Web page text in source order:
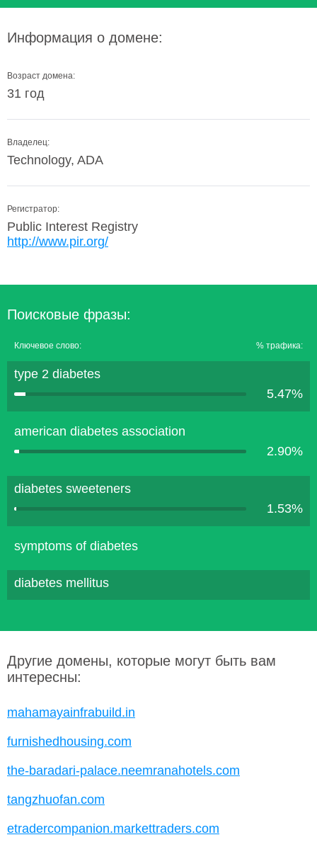
Информация о домене:
Возраст домена:
31 год
Владелец:
Technology, ADA
Регистратор:
Public Interest Registry
http://www.pir.org/
Поисковые фразы:
Ключевое слово: % трафика:
type 2 diabetes
5.47%
american diabetes association
2.90%
diabetes sweeteners
1.53%
symptoms of diabetes
diabetes mellitus
Другие домены, которые могут быть вам
интересны:
mahamayainfrabuild.in
furnishedhousing.com
the-baradari-palace.neemranahotels.com
tangzhuofan.com
etradercompanion.markettraders.com